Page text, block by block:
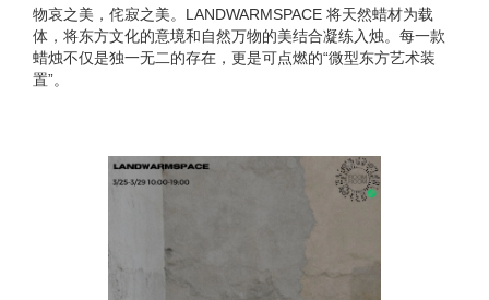
物哀之美，侘寂之美。LANDWARMSPACE 将天然蜡材为载
体，将东方文化的意境和自然万物的美结合凝练入烛。每一款
蜡烛不仅是独一无二的存在，更是可点燃的“微型东方艺术装
置”。